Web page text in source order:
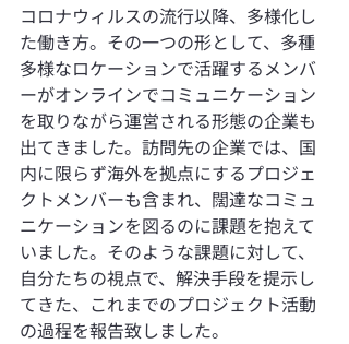
コロナウィルスの流行以降、多様化し
た働き方。その一つの形として、多種
多様なロケーションで活躍するメンバ
ーがオンラインでコミュニケーション
を取りながら運営される形態の企業も
出てきました。訪問先の企業では、国
内に限らず海外を拠点にするプロジェ
クトメンバーも含まれ、闊達なコミュ
ニケーションを図るのに課題を抱えて
いました。そのような課題に対して、
自分たちの視点で、解決手段を提示し
てきた、これまでのプロジェクト活動
の過程を報告致しました。